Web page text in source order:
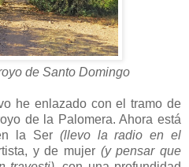
de Santo Domingo
he enlazado con el tramo de
de la Palomera. Ahora está
la Ser (llevo la radio en el
y de mujer (y pensar que